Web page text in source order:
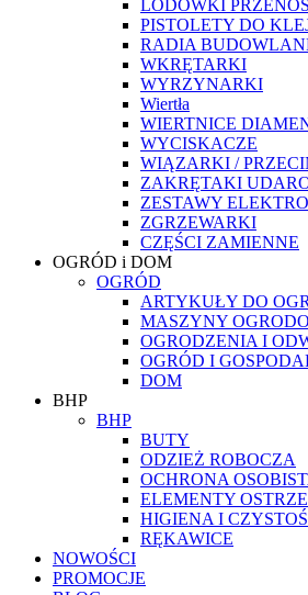
LODÓWKI
PISTOLETY DO
RADIA
WKRĘTARKI
WYRZYNARKI
Wiertła
WIERTNICE
WYCISKACZE
WIĄZARKI /
ZAKRĘTAKI
ZESTAWY
ZGRZEWARKI
CZĘŚCI ZAMIENNE
OGRÓD i DOM
OGRÓD
ARTYKUŁY DO
MASZYNY
OGRODZENIA I
OGRÓD I
DOM
BHP
BHP
BUTY
ODZIEŻ ROBOCZA
OCHRONA
ELEMENTY
HIGIENA I
RĘKAWICE
NOWOŚCI
PROMOCJE